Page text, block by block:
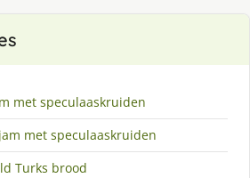
met speculaaskruiden
met speculaaskruiden
Turks brood